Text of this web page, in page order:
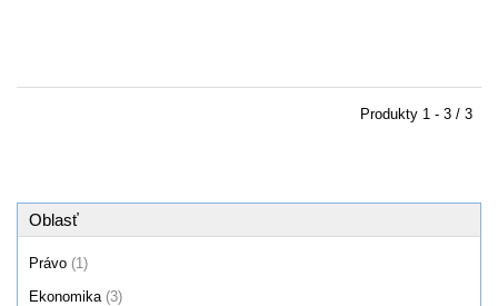
Produkty 1 - 3 / 3
Oblasť
Právo (1)
Ekonomika (3)